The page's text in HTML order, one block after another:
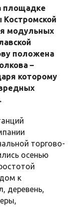
площадке
модульных
положена
–
которому
торгово-
осенью
к
деревень,